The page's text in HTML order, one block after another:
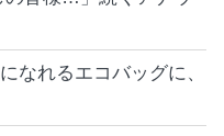
なれるエコバッグに、